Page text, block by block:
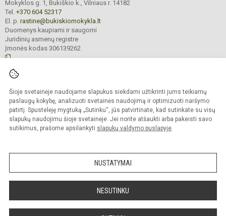
Šioje svetainėje naudojame slapukus siekdami užtikrinti jums teikiamų
paslaugų kokybę, analizuoti svetainės naudojimą ir optimizuoti naršymo
patirtį. Spustelėję mygtuką „Sutinku“, jūs patvirtinate, kad sutinkate su visų
slapukų naudojimu šioje svetainėje. Jei norite atšaukti arba pakeisti savo
sutikimus, prašome apsilankyti slapukų valdymo puslapyje.
NUSTATYMAI
NESUTINKU
Mokyklos g. 1, Bukiškio k., Vilniaus r. 14182
Tel. +370 604 52317
El. p. rastine@bukiskiomokykla.lt
Duomenys kaupiami ir saugomi
Juridinių asmenų registre
Įmonės kodas 306139262
Kopijuoti turinį be raštiško Bukiškio pagrindinės mokyklos administracijos
sutikimo griežtai draudžiama.
Prieinamumo paraiška Slapukų valdymas
Sumanus būdas atnaujinti